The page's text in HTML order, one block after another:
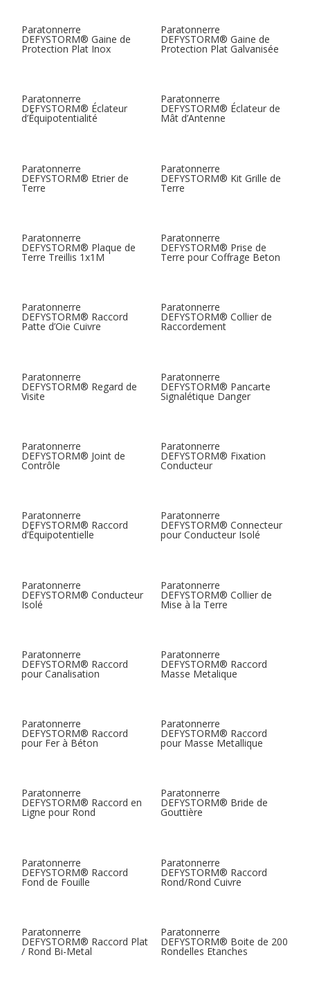
Paratonnerre
DEFYSTORM® Gaine de
Protection Plat Inox
Paratonnerre
DEFYSTORM® Gaine de
Protection Plat Galvanisée
Paratonnerre
DEFYSTORM® Éclateur
d’Équipotentialité
Paratonnerre
DEFYSTORM® Éclateur de
Mât d’Antenne
Paratonnerre
DEFYSTORM® Etrier de
Terre
Paratonnerre
DEFYSTORM® Kit Grille de
Terre
Paratonnerre
DEFYSTORM® Plaque de
Terre Treillis 1x1M
Paratonnerre
DEFYSTORM® Prise de
Terre pour Coffrage Beton
Paratonnerre
DEFYSTORM® Raccord
Patte d’Oie Cuivre
Paratonnerre
DEFYSTORM® Collier de
Raccordement
Paratonnerre
DEFYSTORM® Regard de
Visite
Paratonnerre
DEFYSTORM® Pancarte
Signalétique Danger
Paratonnerre
DEFYSTORM® Joint de
Contrôle
Paratonnerre
DEFYSTORM® Fixation
Conducteur
Paratonnerre
DEFYSTORM® Raccord
d’Équipotentielle
Paratonnerre
DEFYSTORM® Connecteur
pour Conducteur Isolé
Paratonnerre
DEFYSTORM® Conducteur
Isolé
Paratonnerre
DEFYSTORM® Collier de
Mise à la Terre
Paratonnerre
DEFYSTORM® Raccord
pour Canalisation
Paratonnerre
DEFYSTORM® Raccord
Masse Metalique
Paratonnerre
DEFYSTORM® Raccord
pour Fer à Béton
Paratonnerre
DEFYSTORM® Raccord
pour Masse Metallique
Paratonnerre
DEFYSTORM® Raccord en
Ligne pour Rond
Paratonnerre
DEFYSTORM® Bride de
Gouttière
Paratonnerre
DEFYSTORM® Raccord
Fond de Fouille
Paratonnerre
DEFYSTORM® Raccord
Rond/Rond Cuivre
Paratonnerre
DEFYSTORM® Raccord Plat
/ Rond Bi-Metal
Paratonnerre
DEFYSTORM® Boite de 200
Rondelles Etanches